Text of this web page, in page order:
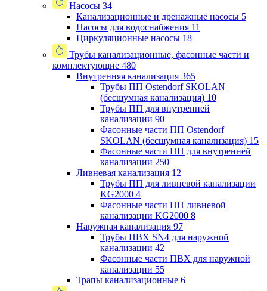
Насосы 34
Канализационные и дренажные насосы 5
Насосы для водоснабжения 11
Циркуляционные насосы 18
Трубы канализационные, фасонные части и
комплектующие 480
Внутренняя канализация 365
Трубы ПП Ostendorf SKOLAN
(бесшумная канализация) 10
Трубы ПП для внутренней
канализации 90
Фасонные части ПП Ostendorf
SKOLAN (бесшумная канализация) 15
Фасонные части ПП для внутренней
канализации 250
Ливневая канализация 12
Трубы ПП для ливневой канализации
KG2000 4
Фасонные части ПП ливневой
канализации KG2000 8
Наружная канализация 97
Трубы ПВХ SN4 для наружной
канализации 42
Фасонные части ПВХ для наружной
канализации 55
Трапы канализационные 6